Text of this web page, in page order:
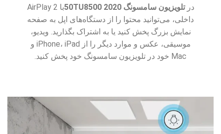
درتلویزیون سامسونگ 50TU8500 2020
با AirPlay 2
داخلی، می‌توانید محتوا را از دستگاه‌های اپل به صفحه
نمایش بزرگ پخش کنید یا به اشتراک بگذارید. ویدیو،
موسیقی، عکس و موارد دیگر را از iPhone، iPad و
Mac خود در تلویزیون سامسونگ خود پخش کنید.